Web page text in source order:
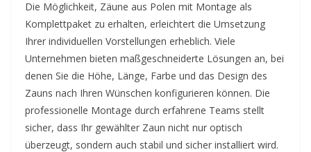
Die Möglichkeit, Zäune aus Polen mit Montage als
Komplettpaket zu erhalten, erleichtert die Umsetzung
Ihrer individuellen Vorstellungen erheblich. Viele
Unternehmen bieten maßgeschneiderte Lösungen an, bei
denen Sie die Höhe, Länge, Farbe und das Design des
Zauns nach Ihren Wünschen konfigurieren können. Die
professionelle Montage durch erfahrene Teams stellt
sicher, dass Ihr gewählter Zaun nicht nur optisch
überzeugt, sondern auch stabil und sicher installiert wird.